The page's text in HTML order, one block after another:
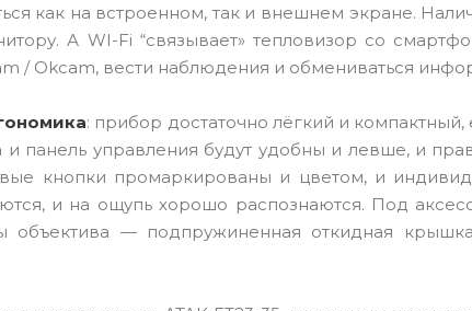
как на встроенном, так и внешнем экране.
А WI-Fi “связывает» тепловизор со
/ Okcam, вести наблюдения и обмениваться
: прибор достаточно лёгкий и
и панель управления будут удобны и левше, и
кнопки промаркированы и цветом, и
и на ощупь хорошо распознаются. Под
объектива — подпружиненная откидная